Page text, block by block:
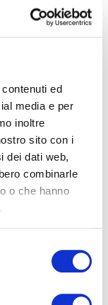
ed
media e per
inoltre
sito con i
dei dati web,
combinarle
o che hanno
primo soccorso
antincendio
lavoratori
PES/PAV
Preposti
CORSO
ISCRIZIONE